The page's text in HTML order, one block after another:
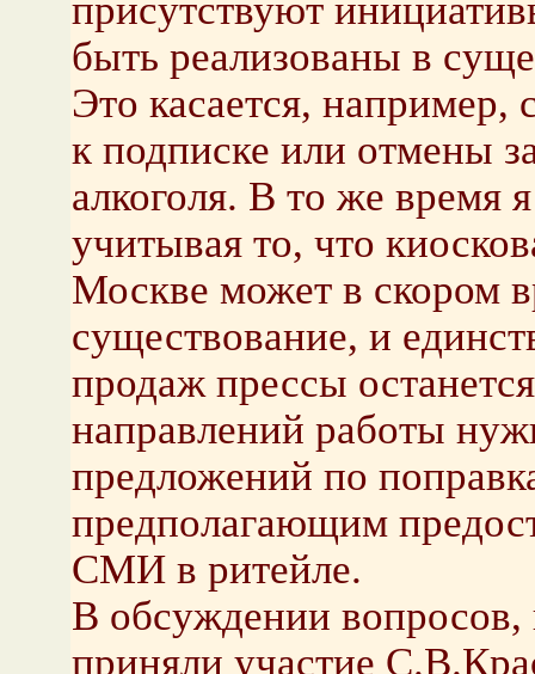
присутствуют
быть реализованы в
Это касается,
к подписке или отмены
алкоголя. В то же время
учитывая то, что
Москве может в скором
существование, и
продаж прессы
направлений работы
предложений по
предполагающим
СМИ в ритейле.
В обсуждении вопросов,
приняли участие